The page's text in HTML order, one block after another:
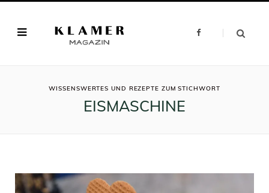
F
k
WISSENSWERTES UND REZEPTE ZUM STICHWORT
EISMASCHINE